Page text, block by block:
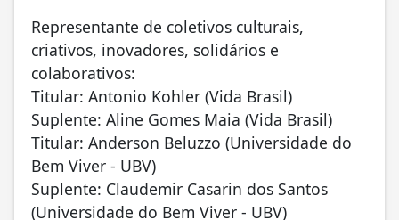
Representante de coletivos culturais,
criativos, inovadores, solidários e
colaborativos:
Titular: Antonio Kohler (Vida Brasil)
Suplente: Aline Gomes Maia (Vida Brasil)
Titular: Anderson Beluzzo (Universidade do
Bem Viver - UBV)
Suplente: Claudemir Casarin dos Santos
(Universidade do Bem Viver - UBV)